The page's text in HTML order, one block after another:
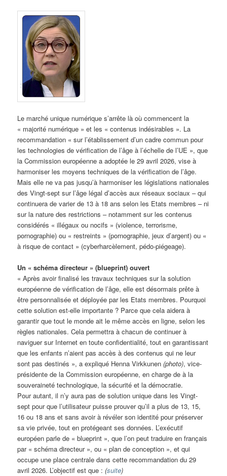
Le marché unique numérique s’arrête là où commencent la
« majorité numérique » et les « contenus indésirables ». La
recommandation « sur l’établissement d’un cadre commun pour
les technologies de vérification de l’âge à l’échelle de l’UE », que
la Commission européenne a adoptée le 29 avril 2026, vise à
harmoniser les moyens techniques de la vérification de l’âge.
Mais elle ne va pas jusqu’à harmoniser les législations nationales
des Vingt-sept sur l’âge légal d’accès aux réseaux sociaux – qui
continuera de varier de 13 à 18 ans selon les Etats membres – ni
sur la nature des restrictions – notamment sur les contenus
considérés « illégaux ou nocifs » (violence, terrorisme,
pornographie) ou « restreints » (pornographie, jeux d’argent) ou «
à risque de contact » (cyberharcèlement, pédo-piégeage).
Un « schéma directeur » (blueprint) ouvert
« Après avoir finalisé les travaux techniques sur la solution
européenne de vérification de l’âge, elle est désormais prête à
être personnalisée et déployée par les Etats membres. Pourquoi
cette solution est-elle importante ? Parce que cela aidera à
garantir que tout le monde ait le même accès en ligne, selon les
règles nationales. Cela permettra à chacun de continuer à
naviguer sur Internet en toute confidentialité, tout en garantissant
que les enfants n’aient pas accès à des contenus qui ne leur
sont pas destinés », a expliqué Henna Virkkunen(photo), vice-
présidente de la Commission européenne, en charge de à la
souveraineté technologique, la sécurité et la démocratie.
Pour autant, il n’y aura pas de solution unique dans les Vingt-
sept pour que l’utilisateur puisse prouver qu’il a plus de 13, 15,
16 ou 18 ans et sans avoir à révéler son identité pour préserver
sa vie privée, tout en protégeant ses données. L’exécutif
européen parle de « blueprint », que l’on peut traduire en français
par « schéma directeur », ou « plan de conception », et qui
occupe une place centrale dans cette recommandation du 29
avril 2026. L’objectif est que :(suite)